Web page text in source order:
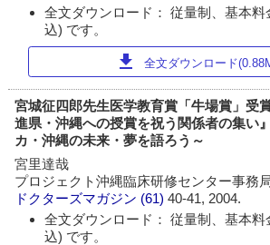
全文ダウンロード： 従量制、基本
込) です。
download 全文ダウンロード
宮城征四郎先生医学教育賞「牛場賞」受
進県・沖縄への授賞を祝う関係者の集い
カ・沖縄の未来・夢を語ろう～
宮里達哉
プロジェクト沖縄臨床研修センター事務
ドクターズマガジン (61)40-41, 2004.
全文ダウンロード： 従量制、基本
込) です。